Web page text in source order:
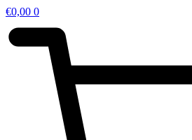
€0,00 0